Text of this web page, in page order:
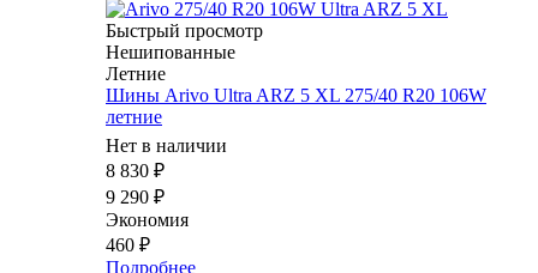
Быстрый просмотр
Нешипованные
Летние
Шины Arivo Ultra ARZ 5 XL 275/40 R20 106W
летние
Нет в наличии
8 830 ₽
9 290 ₽
Экономия
460 ₽
Подробнее